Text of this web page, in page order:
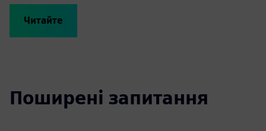
Читайте
Поширені запитання